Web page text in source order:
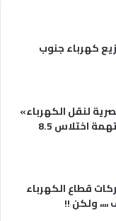
كهرباء جنوب
لنقل الكهرباء»
لنيابة الأموال العامة بتهمة اختلاس 8.5
قطاع الكهرباء
ولكن !!